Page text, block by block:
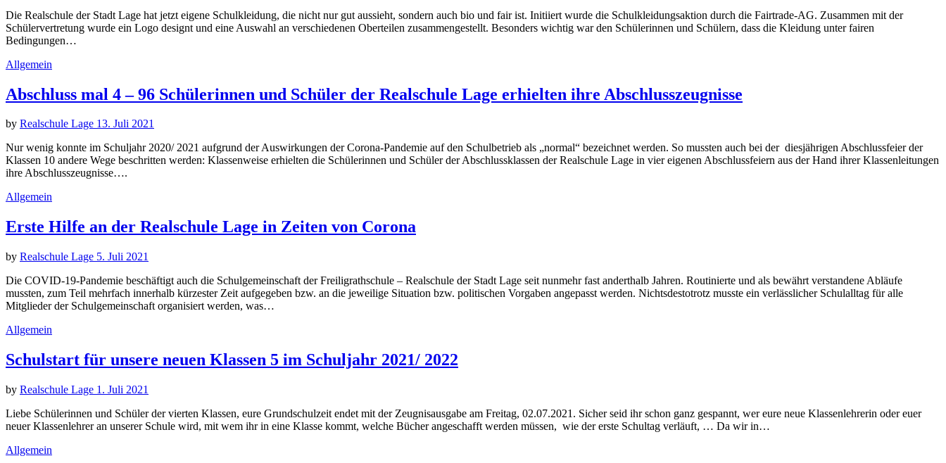
Die Realschule der Stadt Lage hat jetzt eigene Schulkleidung, die nicht nur gut aussieht, sondern auch bio und fair ist. Initiiert wurde die Schulkleidungsaktion durch die Fairtrade-AG. Zusammen mit der
Schülervertretung wurde ein Logo designt und eine Auswahl an verschiedenen Oberteilen zusammengestellt. Besonders wichtig war den Schülerinnen und Schülern, dass die Kleidung unter fairen
Bedingungen…
Allgemein
Abschluss mal 4 – 96 Schülerinnen und Schüler der Realschule Lage erhielten ihre Abschlusszeugnisse
by Realschule Lage 13. Juli 2021
Nur wenig konnte im Schuljahr 2020/ 2021 aufgrund der Auswirkungen der Corona-Pandemie auf den Schulbetrieb als „normal“ bezeichnet werden. So mussten auch bei der diesjährigen Abschlussfeier der
Klassen 10 andere Wege beschritten werden: Klassenweise erhielten die Schülerinnen und Schüler der Abschlussklassen der Realschule Lage in vier eigenen Abschlussfeiern aus der Hand ihrer Klassenleitungen
ihre Abschlusszeugnisse….
Allgemein
Erste Hilfe an der Realschule Lage in Zeiten von Corona
by Realschule Lage 5. Juli 2021
Die COVID-19-Pandemie beschäftigt auch die Schulgemeinschaft der Freiligrathschule – Realschule der Stadt Lage seit nunmehr fast anderthalb Jahren. Routinierte und als bewährt verstandene Abläufe
mussten, zum Teil mehrfach innerhalb kürzester Zeit aufgegeben bzw. an die jeweilige Situation bzw. politischen Vorgaben angepasst werden. Nichtsdestotrotz musste ein verlässlicher Schulalltag für alle
Mitglieder der Schulgemeinschaft organisiert werden, was…
Allgemein
Schulstart für unsere neuen Klassen 5 im Schuljahr 2021/ 2022
by Realschule Lage 1. Juli 2021
Liebe Schülerinnen und Schüler der vierten Klassen, eure Grundschulzeit endet mit der Zeugnisausgabe am Freitag, 02.07.2021. Sicher seid ihr schon ganz gespannt, wer eure neue Klassenlehrerin oder euer
neuer Klassenlehrer an unserer Schule wird, mit wem ihr in eine Klasse kommt, welche Bücher angeschafft werden müssen, wie der erste Schultag verläuft, … Da wir in…
Allgemein